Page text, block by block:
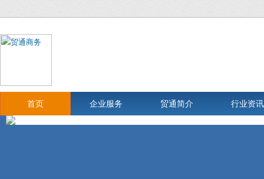
首页 企业服务 贸通简介 行业资讯